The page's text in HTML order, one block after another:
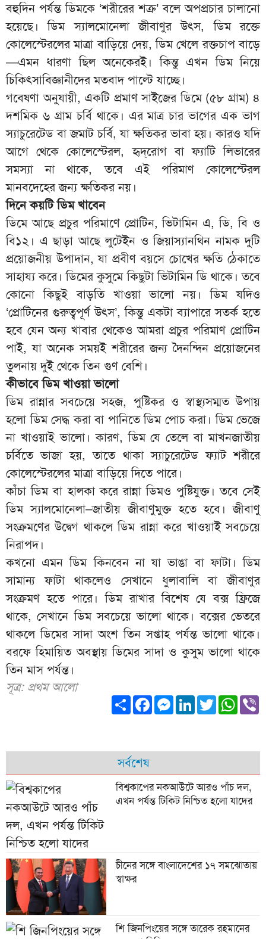
বহুদিন পর্যন্ত ডিমকে ‘শরীরের শত্রু’ বলে অপপ্রচার চালানো
হয়েছে। ডিম স্যালমোনেলা জীবাণুর উৎস, ডিম রক্তে
কোলেস্টেরলের মাত্রা বাড়িয়ে দেয়, ডিম খেলে রক্তচাপ বাড়ে
—এমন ধারণা ছিল অনেকেরই। কিন্তু এখন ডিম নিয়ে
চিকিৎসাবিজ্ঞানীদের মতবাদ পাল্টে যাচ্ছে।
গবেষণা অনুযায়ী, একটি প্রমাণ সাইজের ডিমে (৫৮ গ্রাম) ৪
দশমিক ৬ গ্রাম চর্বি থাকে। এর মাত্র চার ভাগের এক ভাগ
স্যাচুরেটেড বা জমাট চর্বি, যা ক্ষতিকর ভাবা হয়। কারও যদি
আগে থেকে কোলেস্টেরল, হৃদ্‌রোগ বা ফ‍্যাটি লিভারের
সমস্যা না থাকে, তবে এই পরিমাণ কোলেস্টেরল
মানবদেহের জন‍্য ক্ষতিকর নয়।
দিনে কয়টি ডিম খাবেন
ডিমে আছে প্রচুর পরিমাণে প্রোটিন, ভিটামিন এ, ডি, বি ও
বি১২। এ ছাড়া আছে লুটেইন ও জিয়াস্যানথিন নামক দুটি
প্রয়োজনীয় উপাদান, যা প্রবীণ বয়সে চোখের ক্ষতি ঠেকাতে
সাহায্য করে। ডিমের কুসুমে কিছুটা ভিটামিন ডি থাকে। তবে
কোনো কিছুই বাড়তি খাওয়া ভালো নয়। ডিম যদিও
‘প্রোটিনের গুরুত্বপূর্ণ উৎস’, কিন্তু একটা ব্যাপারে সতর্ক হতে
হবে যেন অন্য খাবার থেকেও আমরা প্রচুর পরিমাণ প্রোটিন
পাই, যা অনেক সময়ই শরীরের জন্য দৈনন্দিন প্রয়োজনের
তুলনায় দুই থেকে তিন গুণ বেশি।
কীভাবে ডিম খাওয়া ভালো
ডিম রান্নার সবচেয়ে সহজ, পুষ্টিকর ও স্বাস্থ্যসম্মত উপায়
হলো ডিম সেদ্ধ করা বা পানিতে ডিম পোচ করা। ডিম ভেজে
না খাওয়াই ভালো। কারণ, ডিম যে তেলে বা মাখনজাতীয়
চর্বিতে ভাজা হয়, তাতে থাকা স্যাচুরেটেড ফ্যাট শরীরে
কোলেস্টেরলের মাত্রা বাড়িয়ে দিতে পারে।
কাঁচা ডিম বা হালকা করে রান্না ডিমও পুষ্টিযুক্ত। তবে সেই
ডিম স্যালমোনেলা–জাতীয় জীবাণুমুক্ত হতে হবে। জীবাণু
সংক্রমণের উদ্বেগ থাকলে ডিম রান্না করে খাওয়াই সবচেয়ে
নিরাপদ।
কখনো এমন ডিম কিনবেন না যা ভাঙা বা ফাটা। ডিম
সামান্য ফাটা থাকলেও সেখানে ধুলাবালি বা জীবাণুর
সংক্রমণ হতে পারে। ডিম রাখার বিশেষ যে বক্স ফ্রিজে
থাকে, সেখানে ডিম সবচেয়ে ভালো থাকে। বক্সের ভেতরে
থাকলে ডিমের সাদা অংশ তিন সপ্তাহ পর্যন্ত ভালো থাকে।
বরফে হিমায়িত অবস্থায় ডিমের সাদা ও কুসুম ভালো থাকে
তিন মাস পর্যন্ত।
সূত্র: প্রথম আলো
ShareFacebook
Messenger
LinkedIn
Twitter
সর্বশেষ
বিশ্বকাপের নকআউটে আরও পাঁচ দল,
এখন পর্যন্ত টিকিট নিশ্চিত হলো যাদের
চীনের সঙ্গে বাংলাদেশের ১৭ সমঝোতায়
স্বাক্ষর
শি জিনপিংয়ের সঙ্গে তারেক রহমানের